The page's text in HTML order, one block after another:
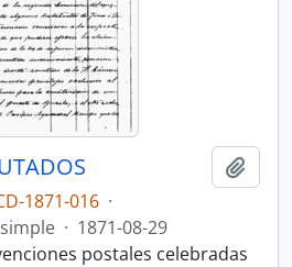
1871-016 ·
· 1871-08-29
postales celebradas